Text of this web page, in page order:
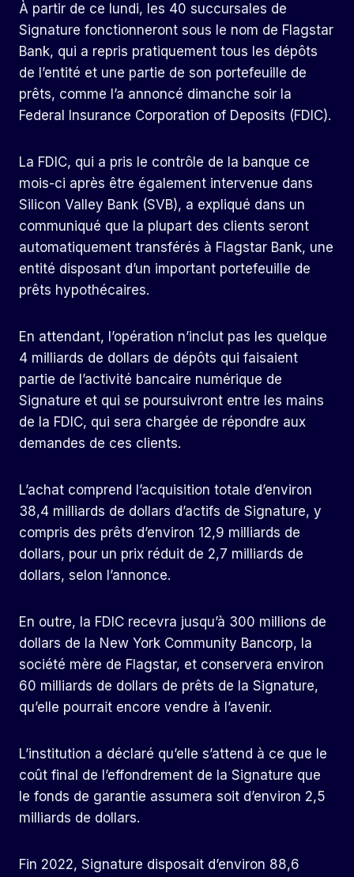
À partir de ce lundi, les 40 succursales de
Signature fonctionneront sous le nom de Flagstar
Bank, qui a repris pratiquement tous les dépôts
de l’entité et une partie de son portefeuille de
prêts, comme l’a annoncé dimanche soir la
Federal Insurance Corporation of Deposits (FDIC).
La FDIC, qui a pris le contrôle de la banque ce
mois-ci après être également intervenue dans
Silicon Valley Bank (SVB), a expliqué dans un
communiqué que la plupart des clients seront
automatiquement transférés à Flagstar Bank, une
entité disposant d’un important portefeuille de
prêts hypothécaires.
En attendant, l’opération n’inclut pas les quelque
4 milliards de dollars de dépôts qui faisaient
partie de l’activité bancaire numérique de
Signature et qui se poursuivront entre les mains
de la FDIC, qui sera chargée de répondre aux
demandes de ces clients.
L’achat comprend l’acquisition totale d’environ
38,4 milliards de dollars d’actifs de Signature, y
compris des prêts d’environ 12,9 milliards de
dollars, pour un prix réduit de 2,7 milliards de
dollars, selon l’annonce.
En outre, la FDIC recevra jusqu’à 300 millions de
dollars de la New York Community Bancorp, la
société mère de Flagstar, et conservera environ
60 milliards de dollars de prêts de la Signature,
qu’elle pourrait encore vendre à l’avenir.
L’institution a déclaré qu’elle s’attend à ce que le
coût final de l’effondrement de la Signature que
le fonds de garantie assumera soit d’environ 2,5
milliards de dollars.
Fin 2022, Signature disposait d’environ 88,6